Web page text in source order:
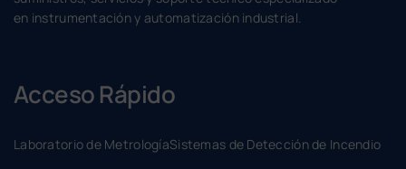
en instrumentación y automatización industrial.
Acceso Rápido
Laboratorio de MetrologíaSistemas de Detección de Incendio